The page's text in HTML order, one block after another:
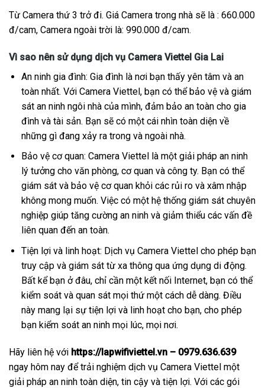
Từ Camera thứ 3 trở đi. Giá Camera trong nhà sẽ là : 660.000
đ/cam, Camera ngoài trời là: 990.000 đ/cam.
Vì sao nên sử dụng dịch vụ Camera Viettel Gia Lai
An ninh gia đình: Gia đình là nơi bạn thấy yên tâm và an
toàn nhất. Với Camera Viettel, bạn có thể bảo vệ và giám
sát an ninh ngôi nhà của mình, đảm bảo an toàn cho gia
đình và tài sản. Bạn sẽ có một cái nhìn toàn diện về
những gì đang xảy ra trong và ngoài nhà.
Bảo vệ cơ quan: Camera Viettel là một giải pháp an ninh
lý tưởng cho văn phòng, cơ quan và công ty. Bạn có thể
giám sát và bảo vệ cơ quan khỏi các rủi ro và xâm nhập
không mong muốn. Việc có một hệ thống giám sát chuyên
nghiệp giúp tăng cường an ninh và giảm thiểu các vấn đề
liên quan đến an toàn.
Tiện lợi và linh hoạt: Dịch vụ Camera Viettel cho phép bạn
truy cập và giám sát từ xa thông qua ứng dụng di động.
Bất kể bạn ở đâu, chỉ cần một kết nối Internet, bạn có thể
kiểm soát và quan sát mọi thứ một cách dễ dàng. Điều
này mang lại sự tiện lợi và linh hoạt cho bạn, cho phép
bạn kiểm soát an ninh mọi lúc, mọi nơi.
Hãy liên hệ với https://lapwifiviettel.vn – 0979.636.639
ngay hôm nay để trải nghiệm dịch vụ Camera Viettel một
giải pháp an ninh toàn diện, tin cậy và tiện lợi. Với các gói